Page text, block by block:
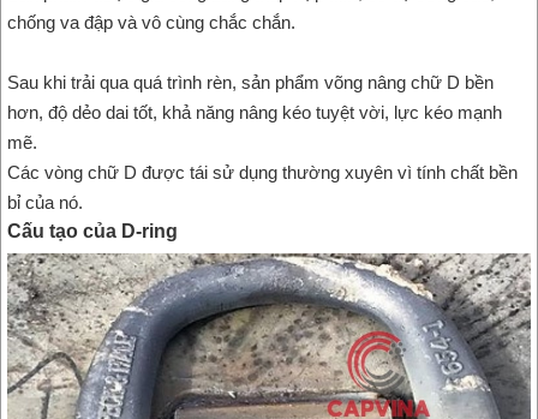
chống va đập và vô cùng chắc chắn.
Sau khi trải qua quá trình rèn, sản phẩm võng nâng chữ D bền
hơn, độ dẻo dai tốt, khả năng nâng kéo tuyệt vời, lực kéo mạnh
mẽ.
Các vòng chữ D được tái sử dụng thường xuyên vì tính chất bền
bỉ của nó.
Cấu tạo của D-ring